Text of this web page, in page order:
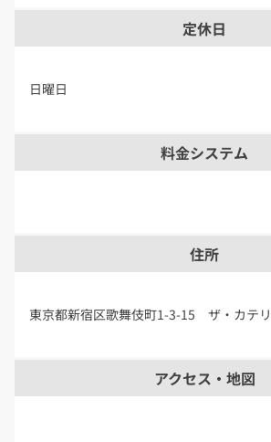
定休日
日曜日
料金システム
住所
東京都新宿区歌舞伎町1-3-15 ザ・カテ
アクセス・地図